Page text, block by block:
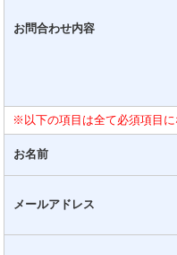
お問合わせ内容
※以下の項目は全て必須項目に
お名前
メールアドレス